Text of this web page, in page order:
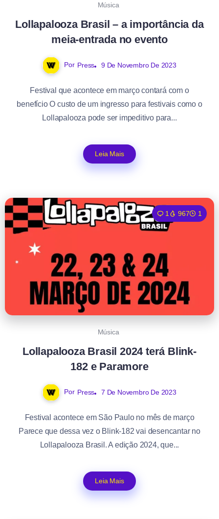
Música
Lollapalooza Brasil – a importância da
meia-entrada no evento
Por Press 9 De Novembro De 2023
Festival que acontece em março contará com o
benefício O custo de um ingresso para festivais como o
Lollapalooza pode ser impeditivo para...
Leia Mais
1 967 1
Música
Lollapalooza Brasil 2024 terá Blink-
182 e Paramore
Por Press 7 De Novembro De 2023
Festival acontece em São Paulo no mês de março
Parece que dessa vez o Blink-182 vai desencantar no
Lollapalooza Brasil. A edição 2024, que...
Leia Mais